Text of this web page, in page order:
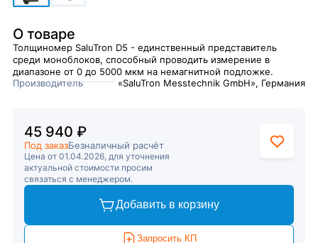
О товаре
Толщиномер SaluTron D5 - единственный представитель
среди моноблоков, способный проводить измерение в
диапазоне от 0 до 5000 мкм на немагнитной подложке.
Производитель
«SaluTron Messtechnik GmbH», Германия
45 940 ₽
Под заказБезналичный расчёт
Цена от 01.04.2026, для уточнения
актуальной стоимости просим
связаться с менеджером.
Добавить в корзину
Запросить КП